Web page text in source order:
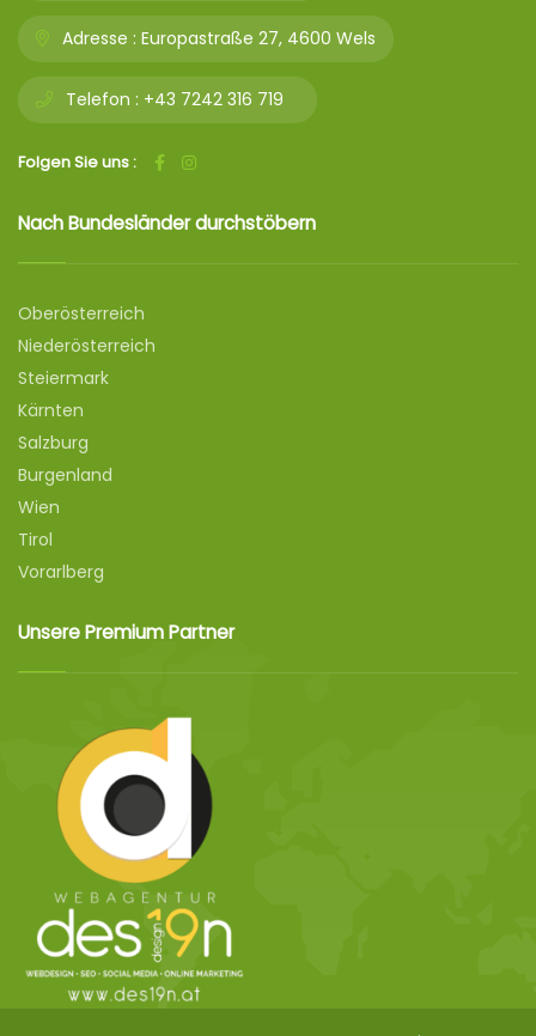
Adresse : Europastraße 27, 4600 Wels
Telefon : +43 7242 316 719
Folgen Sie uns :
Nach Bundesländer durchstöbern
Oberösterreich
Niederösterreich
Steiermark
Kärnten
Salzburg
Burgenland
Wien
Tirol
Vorarlberg
Unsere Premium Partner